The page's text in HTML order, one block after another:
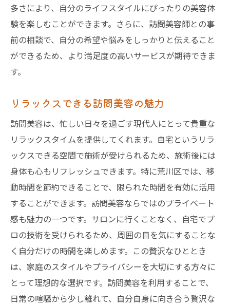
訪問美容の特別な体験を探る
自宅での美容がもたらす幸福感
訪問美容の選ばれる理由とは
訪問美容の魅力的なポイント
訪問美容で始める自分磨き荒川区での実際の体
験談
訪問美容を体験した人の声
実際の利用者が語る訪問美容の魅力
訪問美容の成功体験談
荒川区での訪問美容のリアルな声
自分磨きの具体的なステップ
訪問美容で変わった美容習慣
荒川区で訪問美容を選ぶ理由自宅での快適な美
容タイム
訪問美容を選ぶメリットとは
多さにより、自分のライフスタイルにぴったりの美容体
験を楽しむことができます。さらに、訪問美容師との事
前の相談で、自分の希望や悩みをしっかりと伝えること
ができるため、より満足度の高いサービスが期待できま
す。
リラックスできる訪問美容の魅力
訪問美容は、忙しい日々を過ごす現代人にとって貴重な
リラックスタイムを提供してくれます。自宅というリラ
ックスできる空間で施術が受けられるため、施術後には
身体も心もリフレッシュできます。特に荒川区では、移
動時間を節約できることで、限られた時間を有効に活用
することができます。訪問美容ならではのプライベート
感も魅力の一つです。サロンに行くことなく、自宅でプ
ロの技術を受けられるため、周囲の目を気にすることな
く自分だけの時間を楽しめます。この贅沢なひととき
は、家庭のスタイルやプライバシーを大切にする方々に
とって理想的な選択です。訪問美容を利用することで、
日常の喧騒から少し離れて、自分自身に向き合う贅沢な